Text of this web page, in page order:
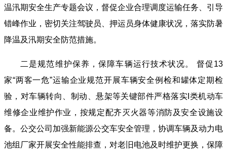
温汛期安全生产专题会议，督促企业合理调度运输任务、引导
错峰作业，密切关注驾驶员、押运员身体健康状况，落实防暑
降温及汛期安全防范措施。
二是规范维护保养，保障车辆运行技术状况。 督促13
家“两客一危”运输企业规范开展车辆安全例检和罐体定期检
验，对车辆转向、制动、悬架等关键部件严格落实I类机动车
维修企业维护作业，按规定配齐灭火器等消防及安全设施设
备。公交公司加强新能源公交车安全管理，协调车辆及动力电
池组厂家开展安全性能排查，对老旧电池及时维护更换，保障